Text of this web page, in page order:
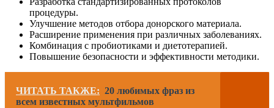
процедуры.
Улучшение методов отбора донорского материала.
Расширение применения при различных заболеваниях.
Комбинация с пробиотиками и диетотерапией.
Повышение безопасности и эффективности методики.
ЧИТАТЬ ТАКЖЕ: 20 любимых фраз из
всем известных мультфильмов